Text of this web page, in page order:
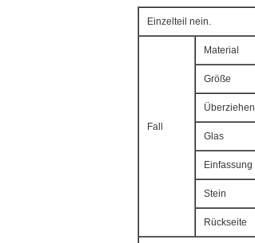
Einzelteil nein.
Fall
Material
Größe
Überziehen
Glas
Einfassung
Stein
Rückseite